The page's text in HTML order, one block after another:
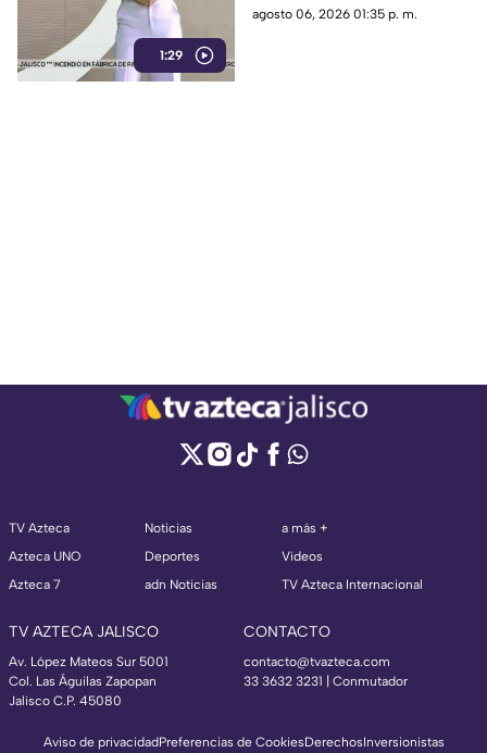
1:29
avances alentadores, de
agosto 06, 2026 01:35 p. m.
TV Azteca
Azteca UNO
Azteca 7
Noticias
Deportes
adn Noticias
a más +
Videos
TV Azteca Internacional
TV AZTECA JALISCO
Av. López Mateos Sur 5001
Col. Las Águilas Zapopan
Jalisco C.P. 45080
CONTACTO
contacto@tvazteca.com
33 3632 3231 | Conmutador
Aviso de privacidadPreferencias de CookiesDerechosInversionistas